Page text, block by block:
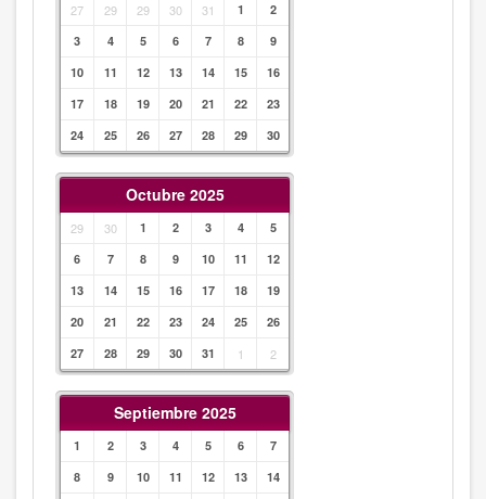
27 29 29 30 31 1
2
3
4 5 6 7 8
9
10
11 12 13 14 15
16
17
18 19 20 21 22
23
24
25 26 27 28 29 30
Octubre 2025
29 30 1 2 3 4
5
6
7 8 9 10 11
12
13
14 15 16 17 18
19
20
21 22 23 24 25
26
27
28 29 30 31 1 2
Septiembre 2025
1 2 3 4 5 6
7
8
9 10 11 12 13
14